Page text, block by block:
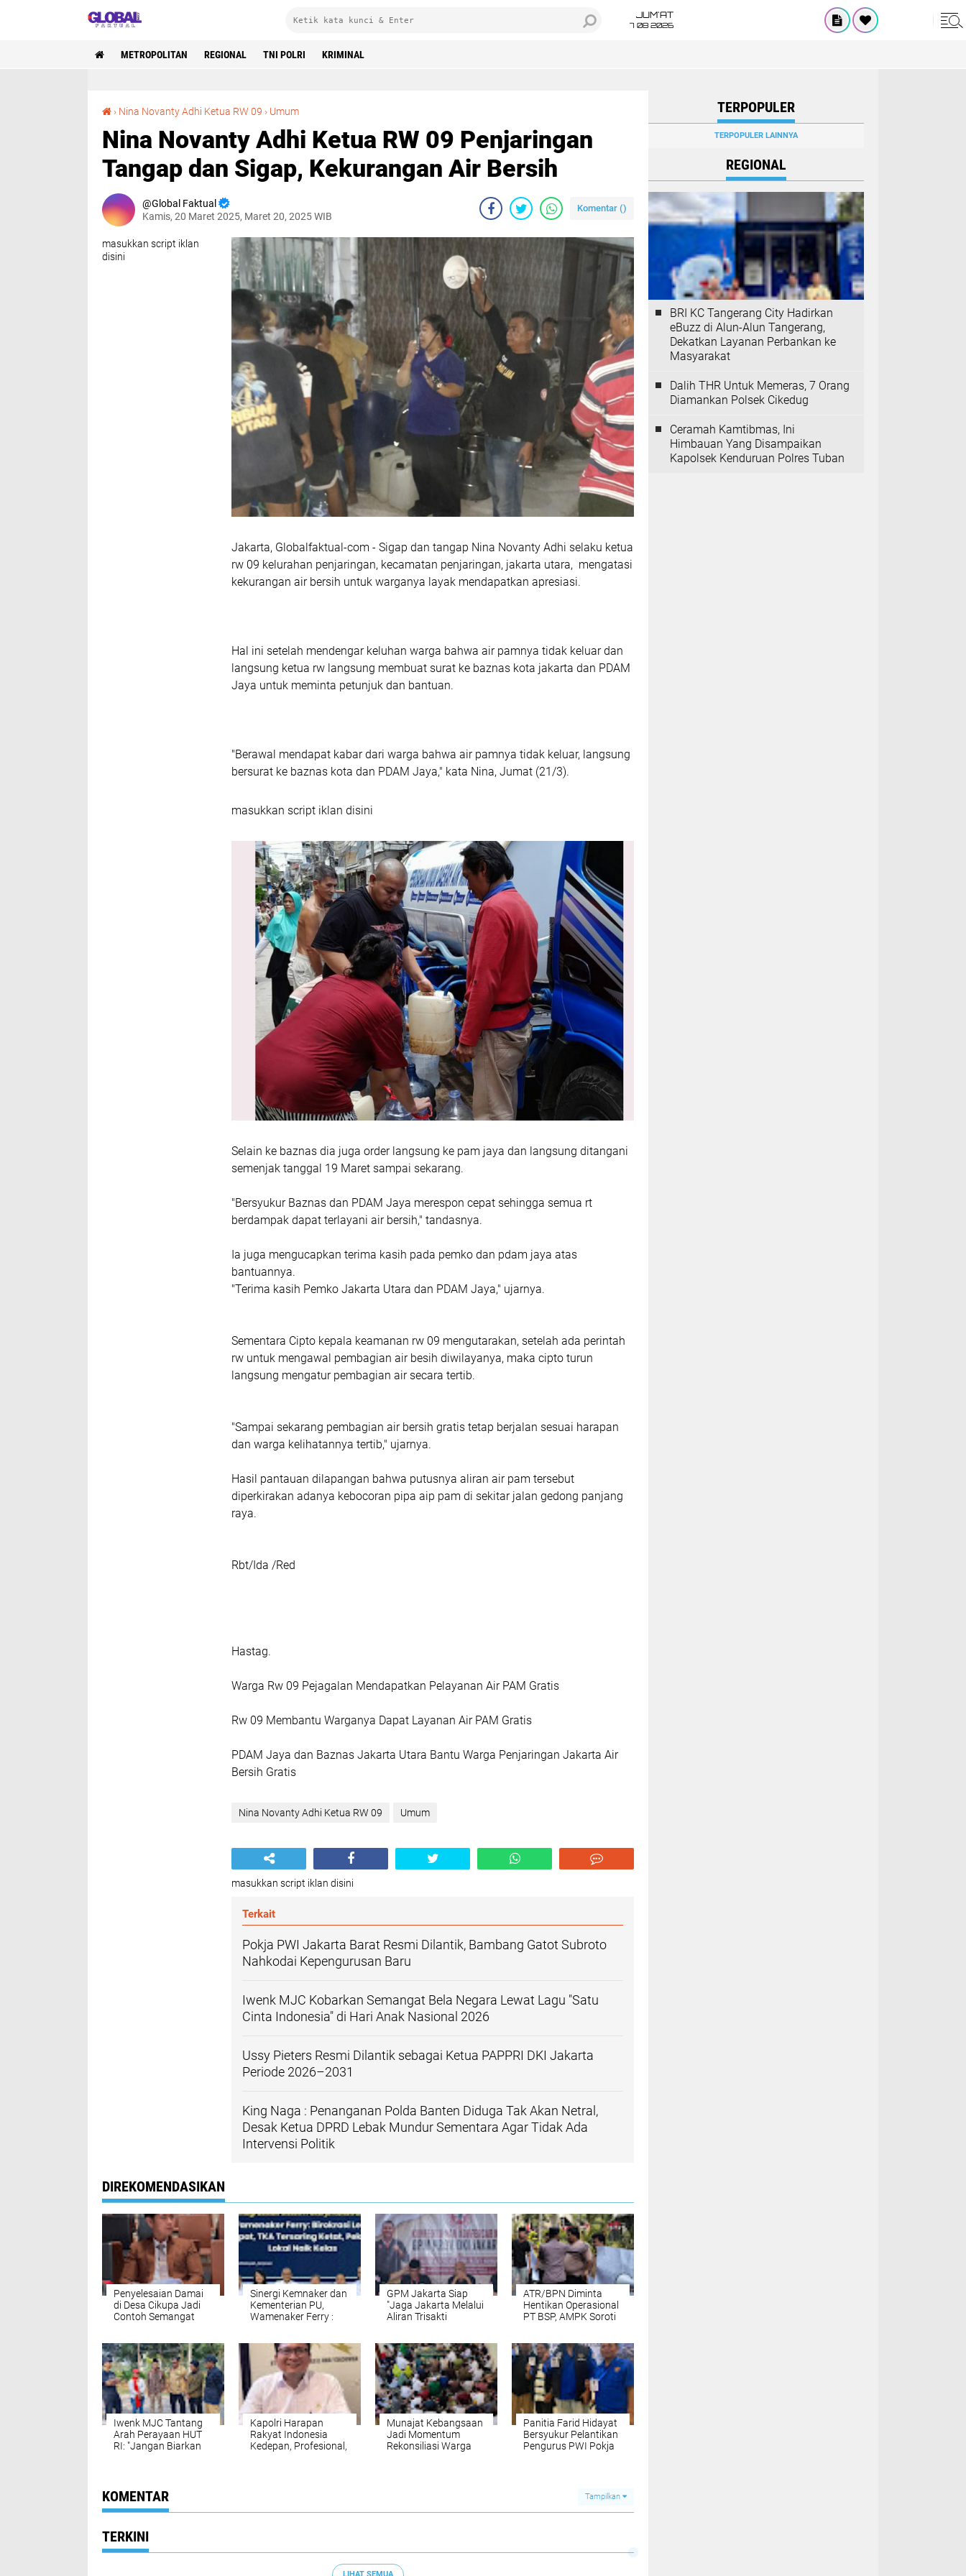
JUM'AT
7 08 2026
METROPOLITAN REGIONAL TNI POLRI KRIMINAL
› Nina Novanty Adhi Ketua RW 09 › Umum
Nina Novanty Adhi Ketua RW 09 Penjaringan
Tangap dan Sigap, Kekurangan Air Bersih
Global Faktual
Kamis, 20 Maret 2025, Maret 20, 2025 WIB
Komentar ()
masukkan script iklan
disini
Jakarta, Globalfaktual-com - Sigap dan tangap Nina Novanty Adhi selaku ketua
rw 09 kelurahan penjaringan, kecamatan penjaringan, jakarta utara, mengatasi
kekurangan air bersih untuk warganya layak mendapatkan apresiasi.
Hal ini setelah mendengar keluhan warga bahwa air pamnya tidak keluar dan
langsung ketua rw langsung membuat surat ke baznas kota jakarta dan PDAM
Jaya untuk meminta petunjuk dan bantuan.
"Berawal mendapat kabar dari warga bahwa air pamnya tidak keluar, langsung
bersurat ke baznas kota dan PDAM Jaya," kata Nina, Jumat (21/3).
masukkan script iklan disini
Selain ke baznas dia juga order langsung ke pam jaya dan langsung ditangani
semenjak tanggal 19 Maret sampai sekarang.
"Bersyukur Baznas dan PDAM Jaya merespon cepat sehingga semua rt
berdampak dapat terlayani air bersih," tandasnya.
Ia juga mengucapkan terima kasih pada pemko dan pdam jaya atas
bantuannya.
"Terima kasih Pemko Jakarta Utara dan PDAM Jaya," ujarnya.
Sementara Cipto kepala keamanan rw 09 mengutarakan, setelah ada perintah
rw untuk mengawal pembagian air besih diwilayanya, maka cipto turun
langsung mengatur pembagian air secara tertib.
"Sampai sekarang pembagian air bersih gratis tetap berjalan sesuai harapan
dan warga kelihatannya tertib," ujarnya.
Hasil pantauan dilapangan bahwa putusnya aliran air pam tersebut
diperkirakan adanya kebocoran pipa aip pam di sekitar jalan gedong panjang
raya.
Rbt/Ida /Red
Hastag.
Warga Rw 09 Pejagalan Mendapatkan Pelayanan Air PAM Gratis
Rw 09 Membantu Warganya Dapat Layanan Air PAM Gratis
PDAM Jaya dan Baznas Jakarta Utara Bantu Warga Penjaringan Jakarta Air
Bersih Gratis
Nina Novanty Adhi Ketua RW 09 Umum
masukkan script iklan disini
Terkait
Pokja PWI Jakarta Barat Resmi Dilantik, Bambang Gatot Subroto
Nahkodai Kepengurusan Baru
Iwenk MJC Kobarkan Semangat Bela Negara Lewat Lagu "Satu
Cinta Indonesia" di Hari Anak Nasional 2026
Ussy Pieters Resmi Dilantik sebagai Ketua PAPPRI DKI Jakarta
Periode 2026–2031
King Naga : Penanganan Polda Banten Diduga Tak Akan Netral,
Desak Ketua DPRD Lebak Mundur Sementara Agar Tidak Ada
Intervensi Politik
DIREKOMENDASIKAN
Penyelesaian Damai
di Desa Cikupa Jadi
Contoh Semangat
Mitra Sejati Beri
Apresiasi
Sinergi Kemnaker dan
Kementerian PU,
Wamenaker Ferry :
Kelas
GPM Jakarta Siap
"Jaga Jakarta Melalui
Aliran Trisakti
Konfercab
ATR/BPN Diminta
Hentikan Operasional
PT BSP, AMPK Soroti
Iwenk MJC Tantang
Arah Perayaan HUT
RI: "Jangan Biarkan
Bangsa"
Kapolri Harapan
Rakyat Indonesia
Kedepan, Profesional,
Munajat Kebangsaan
Jadi Momentum
Rekonsiliasi Warga
Panitia Farid Hidayat
Bersyukur Pelantikan
Pengurus PWI Pokja
KOMENTAR Tampilkan
TERKINI
TERPOPULER
TERPOPULER LAINNYA
REGIONAL
BRI KC Tangerang City Hadirkan
eBuzz di Alun-Alun Tangerang,
Dekatkan Layanan Perbankan ke
Masyarakat
Dalih THR Untuk Memeras, 7 Orang
Diamankan Polsek Cikedug
Ceramah Kamtibmas, Ini
Himbauan Yang Disampaikan
Kapolsek Kenduruan Polres Tuban